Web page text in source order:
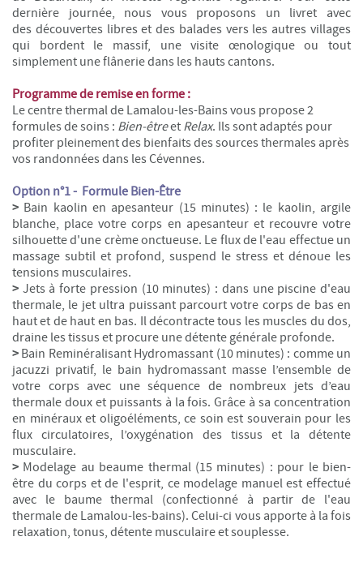
dernière journée, nous vous proposons un livret avec
des découvertes libres et des balades vers les autres villages
qui bordent le massif, une visite œnologique ou tout
simplement une flânerie dans les hauts cantons.
Programme de remise en forme :
Le centre thermal de Lamalou-les-Bains vous propose 2
formules de soins : Bien-êtreet Relax. Ils sont adaptés pour
profiter pleinement des bienfaits des sources thermales après
vos randonnées dans les Cévennes.
Option n°1 - Formule Bien-Être
> Bain kaolin en apesanteur (15 minutes) : le kaolin, argile
blanche, place votre corps en apesanteur et recouvre votre
silhouette d'une crème onctueuse. Le flux de l'eau effectue un
massage subtil et profond, suspend le stress et dénoue les
tensions musculaires.
> Jets à forte pression (10 minutes) : dans une piscine d'eau
thermale, le jet ultra puissant parcourt votre corps de bas en
haut et de haut en bas. Il décontracte tous les muscles du dos,
draine les tissus et procure une détente générale profonde.
> Bain Reminéralisant Hydromassant (10 minutes) : comme un
jacuzzi privatif, le bain hydromassant masse l’ensemble de
votre corps avec une séquence de nombreux jets d’eau
thermale doux et puissants à la fois. Grâce à sa concentration
en minéraux et oligoéléments, ce soin est souverain pour les
flux circulatoires, l’oxygénation des tissus et la détente
musculaire.
> Modelage au beaume thermal (15 minutes) : pour le bien-
être du corps et de l'esprit, ce modelage manuel est effectué
avec le baume thermal (confectionné à partir de l'eau
thermale de Lamalou-les-bains). Celui-ci vous apporte à la fois
relaxation, tonus, détente musculaire et souplesse.